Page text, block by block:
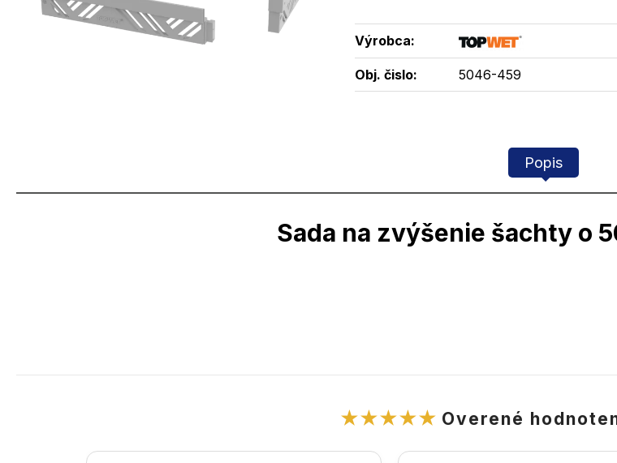
Výrobca:
Obj. čislo: 5046-459
Popis
Sada na zvýšenie šachty o
★★★★★ Overené